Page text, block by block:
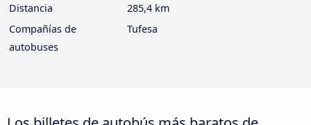
Distancia
285,4 km
Compañías de
autobuses
Tufesa